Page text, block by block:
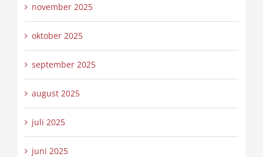
november 2025
oktober 2025
september 2025
august 2025
juli 2025
juni 2025